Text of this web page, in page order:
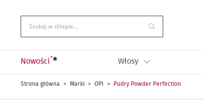
do
treści
Szukaj w sklepie…
Nowości Włosy
Strona główna Marki OPI Pudry Powder Perfection